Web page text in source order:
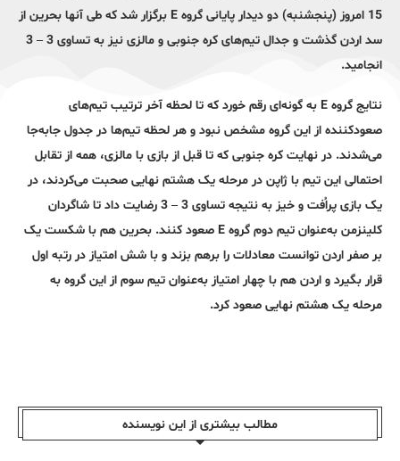
15 امروز (پنجشنبه) دو دیدار پایانی گروه E برگزار شد که طی آنها بحرین از
سد اردن گذشت و جدال تیم‌های کره جنوبی و مالزی نیز به تساوی 3 – 3
انجامید.
نتایج گروه E به گونه‌ای رقم خورد که تا لحظه آخر ترتیب تیم‌های
صعودکننده از این گروه مشخص نبود و هر لحظه تیم‌ها در جدول جابه‌جا
می‌شدند. در نهایت کره جنوبی که تا قبل از بازی با مالزی، همه از تقابل
احتمالی این تیم با ژاپن در مرحله یک هشتم نهایی صحبت می‌کردند، در
یک بازی پراُفت و خیز به نتیجه تساوی 3 – 3 رضایت داد تا شاگردان
کلینزمن به‌عنوان تیم دوم گروه E صعود کنند. بحرین هم با شکست یک
بر صفر اردن توانست معادلات را برهم بزند و با شش امتیاز در رتبه اول
قرار بگیرد و اردن هم با چهار امتیاز به‌عنوان تیم سوم از این گروه به
مرحله یک هشتم نهایی صعود کرد.
مطالب بیشتری از این نویسندە